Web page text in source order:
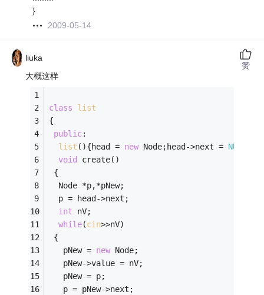
}
2009-05-14
liuka
大概这样
class
list
{
public:
list (){head = new Node;head->next = NULL
void
create()
{
  Node *p,*pNew;
  p = head->next;
int nV;
while(cin>>nV)
{
   pNew =
new Node;
   pNew->value = nV;
   pNew = p;
   p = pNew->next;
赞